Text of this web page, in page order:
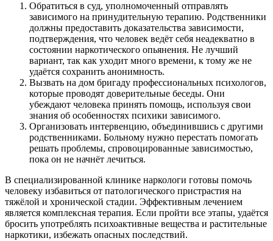
Обратиться в суд, уполномоченный отправлять
зависимого на принудительную терапию. Родственники
должны предоставить доказательства зависимости,
подтверждения, что человек ведёт себя неадекватно в
состоянии наркотического опьянения. Не лучший
вариант, так как уходит много времени, к тому же не
удаётся сохранить анонимность.
Вызвать на дом бригаду профессиональных психологов,
которые проводят доверительные беседы. Они
убеждают человека принять помощь, используя свои
знания об особенностях психики зависимого.
Организовать интервенцию, объединившись с другими
родственниками. Больному нужно перестать помогать
решать проблемы, спровоцированные зависимостью,
пока он не начнёт лечиться.
В специализированной клинике наркологи готовы помочь
человеку избавиться от патологического пристрастия на
тяжёлой и хронической стадии. Эффективным лечением
является комплексная терапия. Если пройти все этапы, удаётся
бросить употреблять психоактивные вещества и растительные
наркотики, избежать опасных последствий.